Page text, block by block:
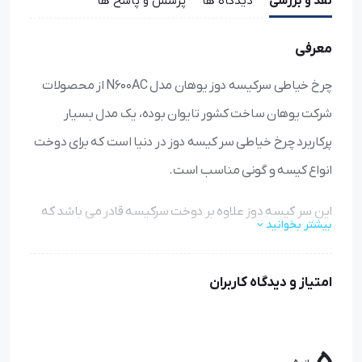
معرفی
چرخ خیاطی سرکیسه دوز یوهان مدل N600AC از محصولات
شرکت یوهان ساخت کشور تایوان بوده، یک مدل بسیار
پرکاربرد چرخ خیاطی سر کیسه دوز در دنیا است که برای دوخت
انواع کیسه و گونی مناسب است.
این سر کیسه دوز علاوه بر دوخت سرکیسه قادر می باشد که
بیشتر بخوانید
امتیاز و دیدگاه کاربران